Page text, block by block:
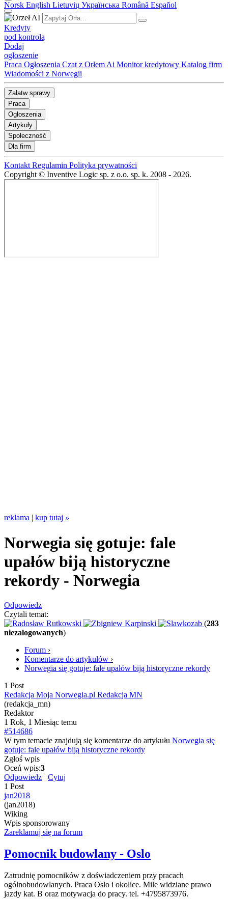
Norsk English Lietuvių Українська Română Español
Kredyty
pod kontrolą
Dodaj
ogłoszenie
Praca Ogłoszenia Czat z Orłem Ai Monitor kredytowy Katalog firm
Wiadomości z Norwegii
Załatw sprawy
Praca
Ogłoszenia
Artykuły
Społeczność
Dla firm
Kontakt Regulamin Polityka prywatności
Copyright © Inventive Logic sp. z o.o. sp. k. 2008 - 2026.
reklama | kup tutaj »
Norwegia się gotuje: fale
upałów biją historyczne
rekordy - Norwegia
Odpowiedz
Czytali temat:
(283
niezalogowanych)
Forum ›
Komentarze do artykułów ›
Norwegia się gotuje: fale upałów biją historyczne rekordy
1 Post
Redakcja Moja Norwegia.pl Redakcja MN
(redakcja_mn)
Redaktor
1 Rok, 1 Miesiąc temu
#514686
W tym temacie znajdują się komentarze do artykułu Norwegia się
gotuje: fale upałów biją historyczne rekordy
Zgłoś wpis
Oceń wpis:3
Odpowiedz
Cytuj
1 Post
jan2018
(jan2018)
Wiking
Wpis sponsorowany
Zareklamuj się na forum
Pomocnik budowlany - Oslo
Zatrudnię pomocników z doświadczeniem przy pracach
ogólnobudowlanych. Praca Oslo i okolice. Mile widziane prawo
jazdy kat. B oraz motywacja do pracy. tel. +4795873976.